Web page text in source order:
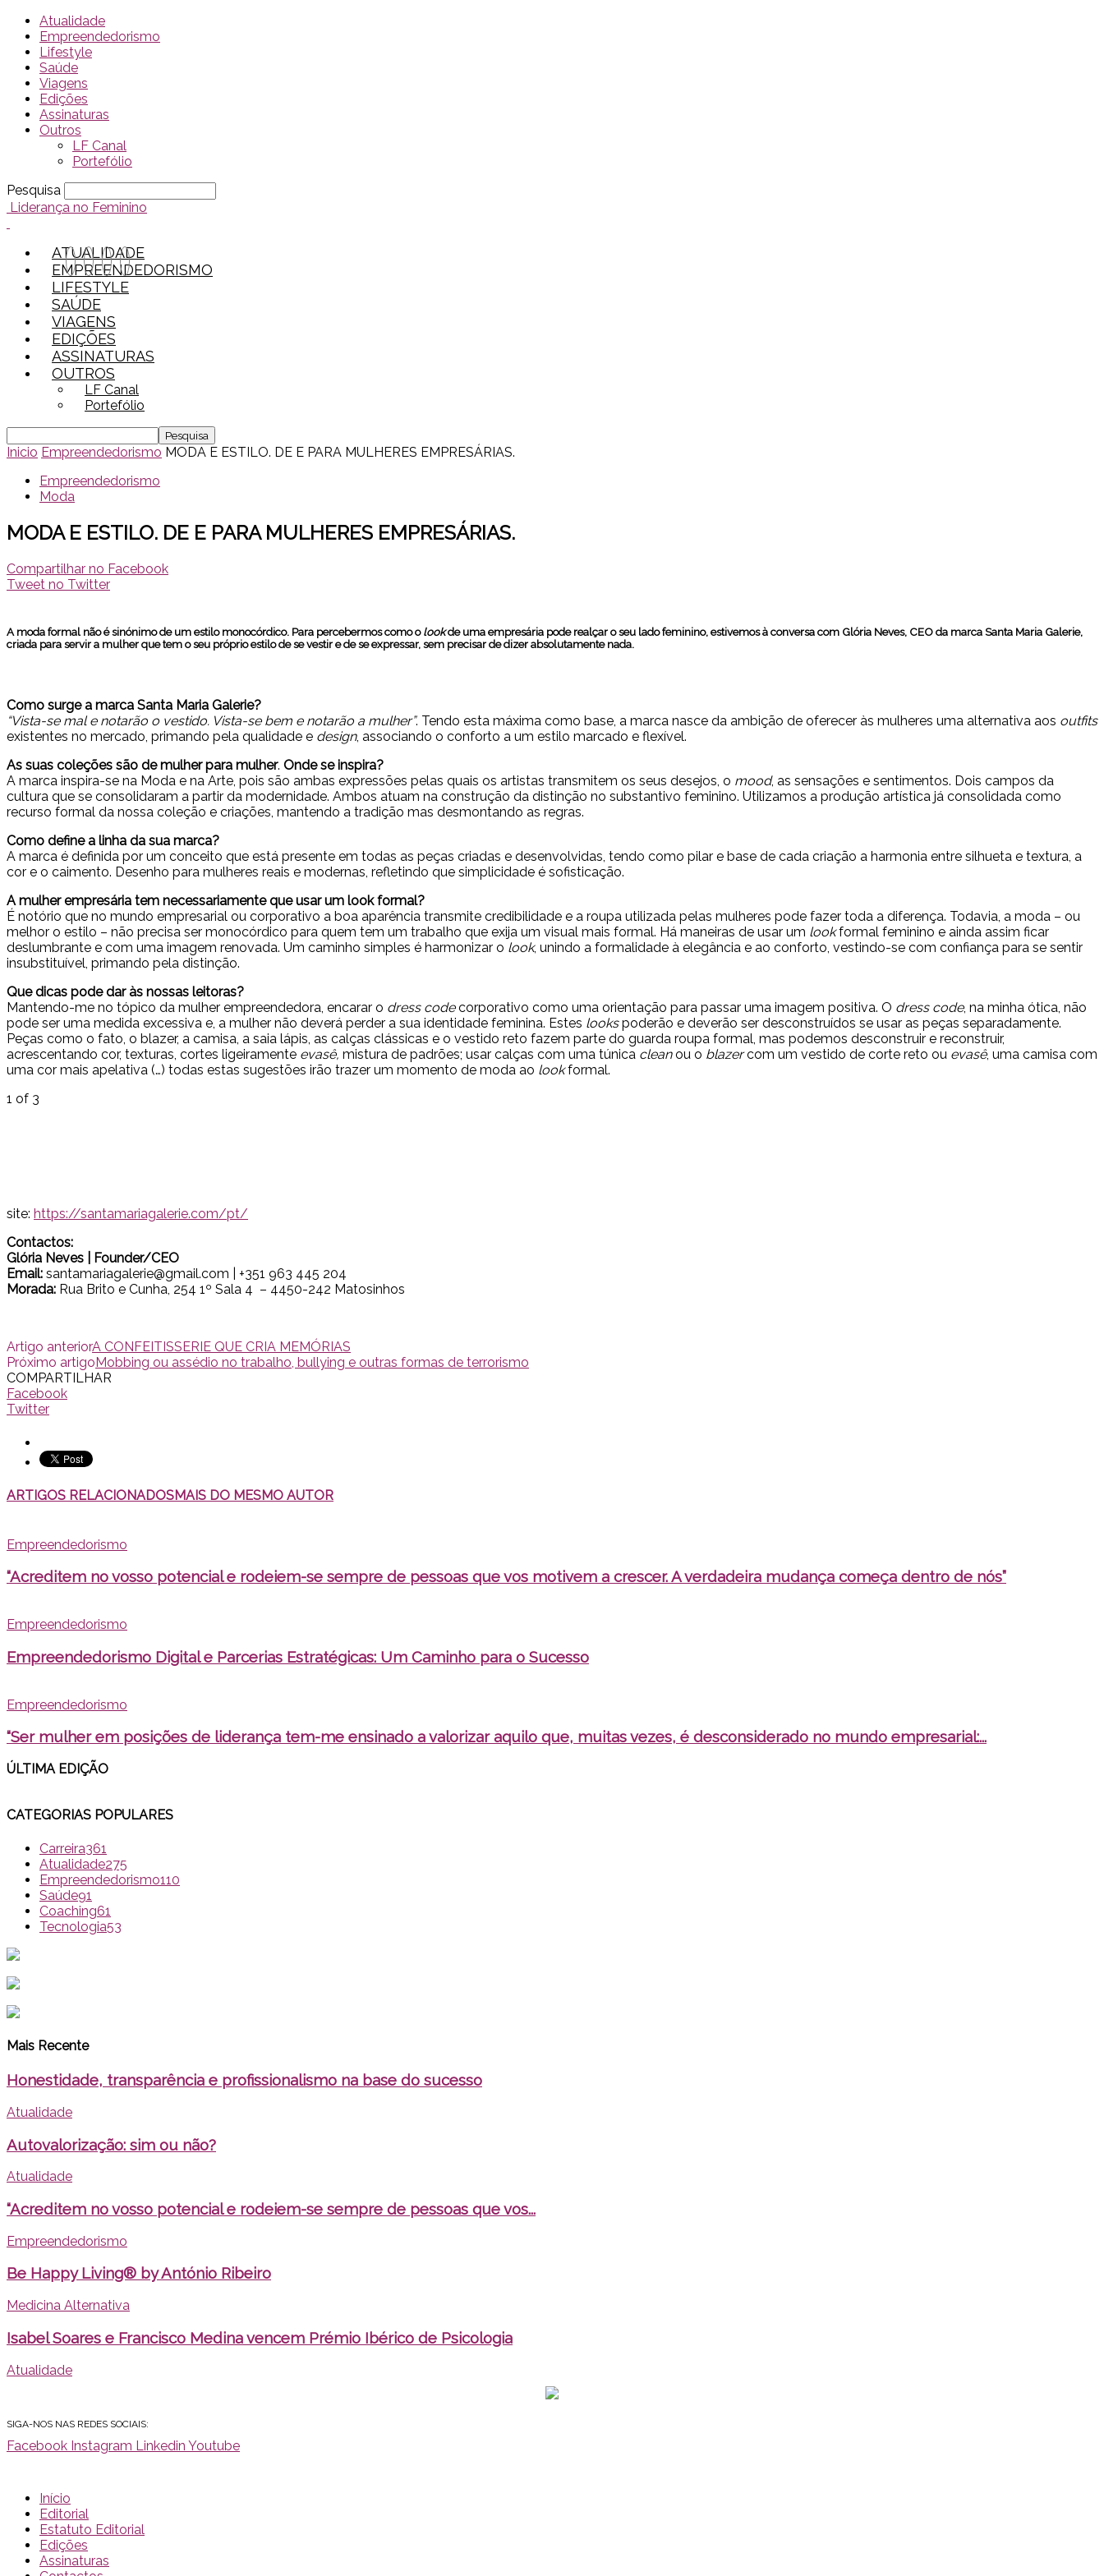
Atualidade
Empreendedorismo
Lifestyle
Saúde
Viagens
Edições
Assinaturas
Outros
LF Canal
Portefólio
Pesquisa
Liderança no Feminino
ATUALIDADE
EMPREENDEDORISMO
LIFESTYLE
SAÚDE
VIAGENS
EDIÇÕES
ASSINATURAS
OUTROS
LF Canal
Portefólio
Inicio Empreendedorismo MODA E ESTILO. DE E PARA MULHERES EMPRESÁRIAS.
Empreendedorismo
Moda
MODA E ESTILO. DE E PARA MULHERES EMPRESÁRIAS.
Compartilhar no Facebook
Tweet no Twitter
A moda formal não é sinónimo de um estilo monocórdico. Para percebermos como o lookde uma empresária pode realçar o seu lado feminino, estivemos à conversa com Glória Neves, CEO da marca Santa Maria Galerie,
criada para servir a mulher que tem o seu próprio estilo de se vestir e de se expressar, sem precisar de dizer absolutamente nada.
Como surge a marca Santa Maria Galerie?
“Vista-se mal e notarão o vestido. Vista-se bem e notarão a mulher”. Tendo esta máxima como base, a marca nasce da ambição de oferecer às mulheres uma alternativa aos outfits
existentes no mercado, primando pela qualidade e design, associando o conforto a um estilo marcado e flexível.
As suas coleções são de mulher para mulher. Onde se inspira?
A marca inspira-se na Moda e na Arte, pois são ambas expressões pelas quais os artistas transmitem os seus desejos, o mood, as sensações e sentimentos. Dois campos da
cultura que se consolidaram a partir da modernidade. Ambos atuam na construção da distinção no substantivo feminino. Utilizamos a produção artística já consolidada como
recurso formal da nossa coleção e criações, mantendo a tradição mas desmontando as regras.
Como define a linha da sua marca?
A marca é definida por um conceito que está presente em todas as peças criadas e desenvolvidas, tendo como pilar e base de cada criação a harmonia entre silhueta e textura, a
cor e o caimento. Desenho para mulheres reais e modernas, refletindo que simplicidade é sofisticação.
A mulher empresária tem necessariamente que usar um look formal?
É notório que no mundo empresarial ou corporativo a boa aparência transmite credibilidade e a roupa utilizada pelas mulheres pode fazer toda a diferença. Todavia, a moda – ou
melhor o estilo – não precisa ser monocórdico para quem tem um trabalho que exija um visual mais formal. Há maneiras de usar um lookformal feminino e ainda assim ficar
deslumbrante e com uma imagem renovada. Um caminho simples é harmonizar o look, unindo a formalidade à elegância e ao conforto, vestindo-se com confiança para se sentir
insubstituível, primando pela distinção.
Que dicas pode dar às nossas leitoras?
Mantendo-me no tópico da mulher empreendedora, encarar o dress codecorporativo como uma orientação para passar uma imagem positiva. O dress code, na minha ótica, não
pode ser uma medida excessiva e, a mulher não deverá perder a sua identidade feminina. Estes lookspoderão e deverão ser desconstruídos se usar as peças separadamente.
Peças como o fato, o blazer, a camisa, a saia lápis, as calças clássicas e o vestido reto fazem parte do guarda roupa formal, mas podemos desconstruir e reconstruir,
acrescentando cor, texturas, cortes ligeiramente evasê, mistura de padrões; usar calças com uma túnica cleanou o blazercom um vestido de corte reto ou evasê, uma camisa com
uma cor mais apelativa (…) todas estas sugestões irão trazer um momento de moda ao lookformal.
1 of 3
site: https://santamariagalerie.com/pt/
Contactos:
Glória Neves | Founder/CEO
Email: santamariagalerie@gmail.com | +351 963 445 204
Morada: Rua Brito e Cunha, 254 1º Sala 4 – 4450-242 Matosinhos
Artigo anteriorA CONFEITISSERIE QUE CRIA MEMÓRIAS
Próximo artigo Mobbing ou assédio no trabalho, bullying e outras formas de terrorismo
COMPARTILHAR
Facebook
Twitter
ARTIGOS RELACIONADOSMAIS DO MESMO AUTOR
Empreendedorismo
“Acreditem no vosso potencial e rodeiem-se sempre de pessoas que vos motivem a crescer. A verdadeira mudança começa dentro de nós”
Empreendedorismo
Empreendedorismo Digital e Parcerias Estratégicas: Um Caminho para o Sucesso
Empreendedorismo
“Ser mulher em posições de liderança tem-me ensinado a valorizar aquilo que, muitas vezes, é desconsiderado no mundo empresarial:...
ÚLTIMA EDIÇÃO
CATEGORIAS POPULARES
Carreira361
Atualidade275
Empreendedorismo110
Saúde91
Coaching61
Tecnologia53
Mais Recente
Honestidade, transparência e profissionalismo na base do sucesso
Atualidade
Autovalorização: sim ou não?
Atualidade
“Acreditem no vosso potencial e rodeiem-se sempre de pessoas que vos...
Empreendedorismo
Be Happy Living® by António Ribeiro
Medicina Alternativa
Isabel Soares e Francisco Medina vencem Prémio Ibérico de Psicologia
Atualidade
SIGA-NOS NAS REDES SOCIAIS:
Facebook Instagram Linkedin Youtube
Início
Editorial
Estatuto Editorial
Edições
Assinaturas